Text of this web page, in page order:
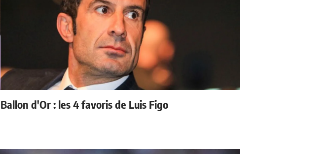
Ballon d'Or : les 4 favoris de Luis Figo